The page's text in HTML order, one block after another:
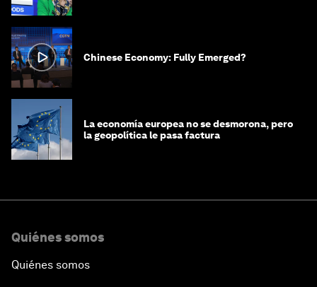
Chinese Economy: Fully Emerged?
La economía europea no se desmorona, pero
la geopolítica le pasa factura
Quiénes somos
Quiénes somos